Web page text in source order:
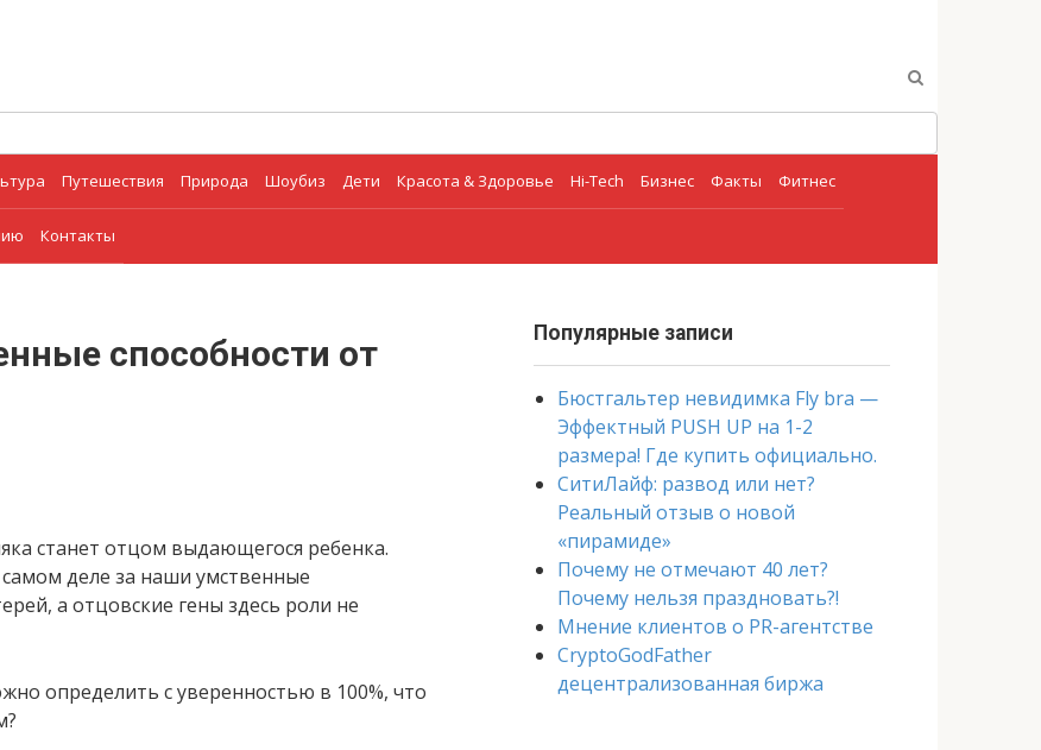
Путешествия Природа Шоубиз Дети Красота & Здоровье Hi-Tech Бизнес Факты Фитнес
Контакты
способности от
станет отцом выдающегося ребенка.
деле за наши умственные
а отцовские гены здесь роли не
определить с уверенностью в 100%, что
Популярные записи
Бюстгальтер невидимка Fly bra —
Эффектный PUSH UP на 1-2
размера! Где купить официально.
СитиЛайф: развод или нет?
Реальный отзыв о новой
«пирамиде»
Почему не отмечают 40 лет?
Почему нельзя праздновать?!
Мнение клиентов о PR-агентстве
CryptoGodFather
децентрализованная биржа